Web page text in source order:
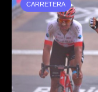
CARRETERA